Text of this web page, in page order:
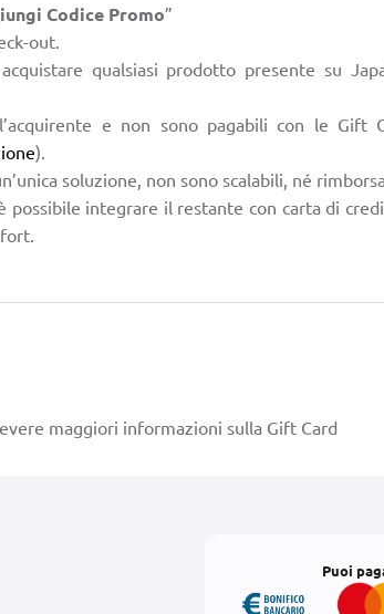
Codice Promo”
out.
qualsiasi prodotto presente su
e non sono pagabili con le Gift
).
soluzione, non sono scalabili, né
integrare il restante con carta di
maggiori informazioni sulla Gift Card
Puoi